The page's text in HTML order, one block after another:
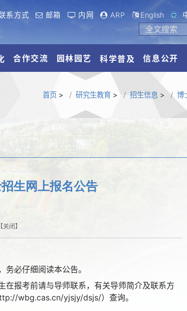
系方式 邮箱 内网 ARP English
合作交流 园林园艺 科学普及 信息公开
首页> 研究生教育> 招生信息 > 博
生网上报名公告
关闭】
必仔细阅读本公告。
报考前请与导师联系，有关导师简介及联系方
wbg.cas.cn/yjsjy/dsjs/）查询。